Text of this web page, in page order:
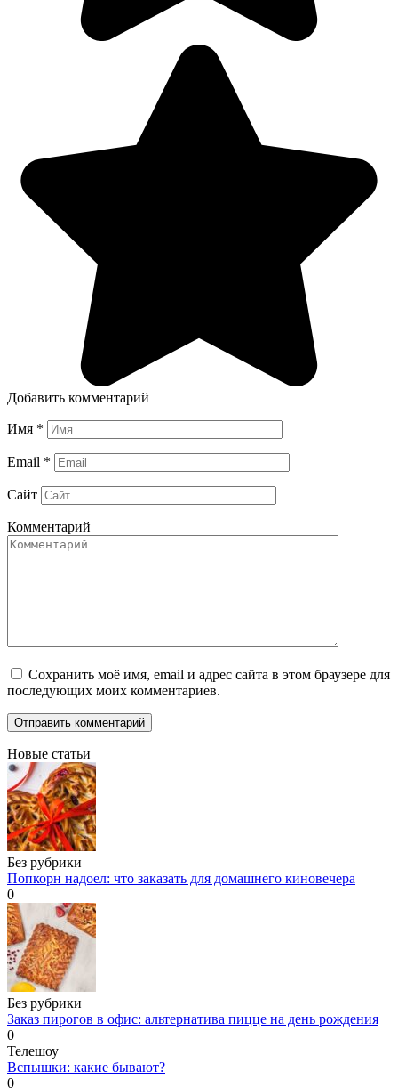
Добавить комментарий
Имя *
Email *
Сайт
Комментарий
Сохранить моё имя, email и адрес сайта в этом браузере для
последующих моих комментариев.
Новые статьи
Без рубрики
Попкорн надоел: что заказать для домашнего киновечера
0
Без рубрики
Заказ пирогов в офис: альтернатива пицце на день рождения
0
Телешоу
Вспышки: какие бывают?
0